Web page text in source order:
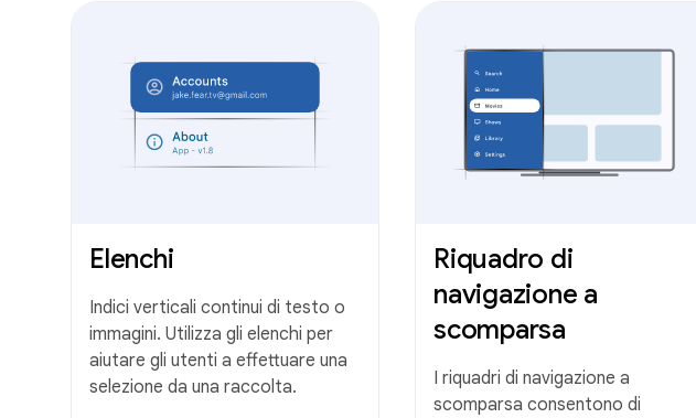
Elenchi
Indici verticali continui di testo o
immagini. Utilizza gli elenchi per
aiutare gli utenti a effettuare una
selezione da una raccolta.
Riquadro di
navigazione a
scomparsa
I riquadri di navigazione a
scomparsa consentono di